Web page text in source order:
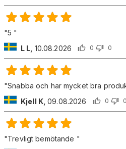
"5 "
L L 10.08.2026 0 0
"Snabba och har mycket bra
Kjell K,09.08.2026 0 0
"Trevligt bemötande "